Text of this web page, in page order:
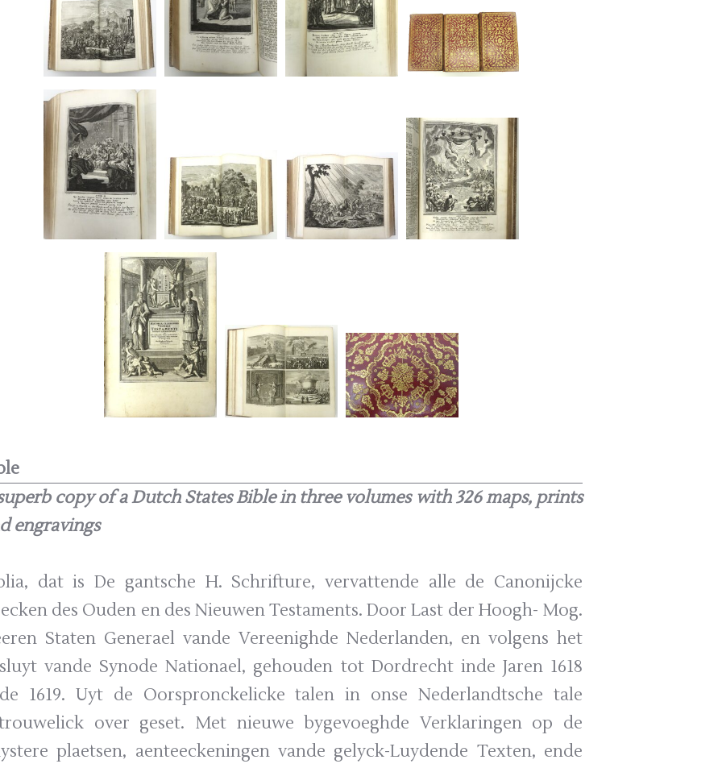
copy of a Dutch States Bible in three volumes with 326 maps, prints
engravings
dat is De gantsche H. Schrifture, vervattende alle de Canonijcke
des Ouden en des Nieuwen Testaments. Door Last der Hoogh- Mog.
Staten Generael vande Vereenighde Nederlanden, en volgens het
vande Synode Nationael, gehouden tot Dordrecht inde Jaren 1618
1619. Uyt de Oorspronckelicke talen in onse Nederlandtsche tale
over geset. Met nieuwe bygevoeghde Verklaringen op de
plaetsen, aenteeckeningen vande gelyck-Luydende Texten, ende